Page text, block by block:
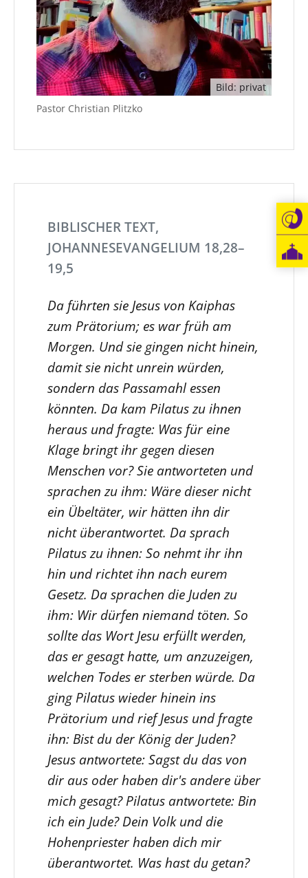
Bild: privat
Pastor Christian Plitzko
BIBLISCHER TEXT,
JOHANNESEVANGELIUM 18,28–
19,5
Da führten sie Jesus von Kaiphas
zum Prätorium; es war früh am
Morgen. Und sie gingen nicht hinein,
damit sie nicht unrein würden,
sondern das Passamahl essen
könnten. Da kam Pilatus zu ihnen
heraus und fragte: Was für eine
Klage bringt ihr gegen diesen
Menschen vor? Sie antworteten und
sprachen zu ihm: Wäre dieser nicht
ein Übeltäter, wir hätten ihn dir
nicht überantwortet. Da sprach
Pilatus zu ihnen: So nehmt ihr ihn
hin und richtet ihn nach eurem
Gesetz. Da sprachen die Juden zu
ihm: Wir dürfen niemand töten. So
sollte das Wort Jesu erfüllt werden,
das er gesagt hatte, um anzuzeigen,
welchen Todes er sterben würde. Da
ging Pilatus wieder hinein ins
Prätorium und rief Jesus und fragte
ihn: Bist du der König der Juden?
Jesus antwortete: Sagst du das von
dir aus oder haben dir's andere über
mich gesagt? Pilatus antwortete: Bin
ich ein Jude? Dein Volk und die
Hohenpriester haben dich mir
überantwortet. Was hast du getan?